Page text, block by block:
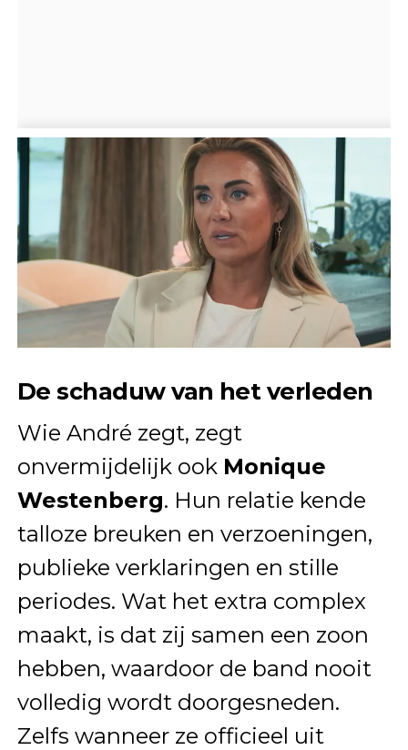
De schaduw van het verleden
Wie André zegt, zegt
onvermijdelijk ook Monique
Westenberg. Hun relatie kende
talloze breuken en verzoeningen,
publieke verklaringen en stille
periodes. Wat het extra complex
maakt, is dat zij samen een zoon
hebben, waardoor de band nooit
volledig wordt doorgesneden.
Zelfs wanneer ze officieel uit